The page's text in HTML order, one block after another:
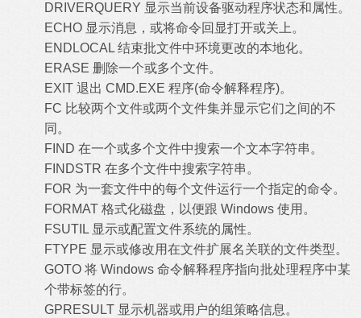
DRIVERQUERY 显示当前设备驱动程序状态和属性。
ECHO 显示消息，或将命令回显打开或关上。
ENDLOCAL 结束批文件中环境更改的本地化。
ERASE 删除一个或多个文件。
EXIT 退出 CMD.EXE 程序(命令解释程序)。
FC 比较两个文件或两个文件集并显示它们之间的不
同。
FIND 在一个或多个文件中搜索一个文本字符串。
FINDSTR 在多个文件中搜索字符串。
FOR 为一套文件中的每个文件运行一个指定的命令。
FORMAT 格式化磁盘，以便跟 Windows 使用。
FSUTIL 显示或配置文件系统的属性。
FTYPE 显示或修改用在文件扩展名关联的文件类型。
GOTO 将 Windows 命令解释程序指向批处理程序中某
个带标签的行。
GPRESULT 显示机器或用户的组策略信息。